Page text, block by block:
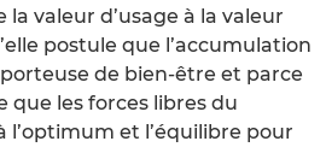
la valeur d’usage à la valeur
postule que l’accumulation
de bien-être et parce
que les forces libres du
l’optimum et l’équilibre pour